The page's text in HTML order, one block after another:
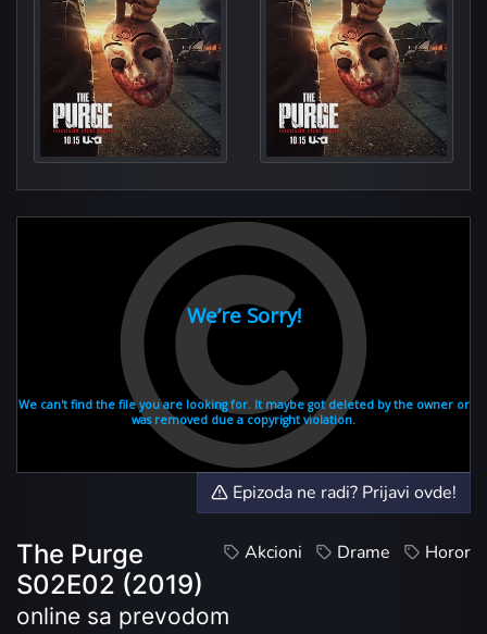
What Is A A Nation
Epizoda ne radi? Prijavi ovde!
Akcioni Drame Horor
The Purge
S02E02 (2019)
online sa prevodom